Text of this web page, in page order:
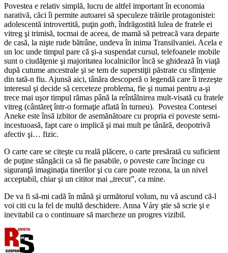
Povestea e relativ simplă, lucru de altfel important în economia
narativă, căci îi permite autoarei să speculeze trăirile protagonistei:
adolescentă introvertită, puţin goth, îndrăgostită lulea de fratele ei
vitreg şi trimisă, tocmai de aceea, de mamă să petreacă vara departe
de casă, la nişte rude bătrâne, undeva în inima Transilvaniei. Acela e
un loc unde timpul pare că şi-a suspendat cursul, telefoanele mobile
sunt o ciudăţenie şi majoritatea localnicilor încă se ghidează în viaţă
după cutume ancestrale şi se tem de superstiţii păstrate cu sfinţenie
din tată-n fiu. Ajunsă aici, tânăra descoperă o legendă care îi trezeşte
interesul şi decide să cerceteze problema, fie şi numai pentru a-şi
trece mai uşor timpul rămas până la reîntâlnirea mult-visată cu fratele
vitreg (cântăreţ într-o formaţie aflată în turneu). Povestea Contesei
Aneke este însă izbitor de asemănătoare cu propria ei poveste semi-
incestuoasă, fapt care o implică şi mai mult pe tânără, deopotrivă
afectiv şi… fizic.
O carte care se citeşte cu reală plăcere, o carte presărată cu suficient
de puţine stângăcii ca să fie pasabile, o poveste care încinge cu
siguranţă imaginaţia tinerilor şi cu care poate rezona, la un nivel
acceptabil, chiar şi un cititor mai „trecut”, ca mine.
De va fi să-mi cadă în mână şi următorul volum, nu vă ascund că-l
voi citi cu la fel de multă deschidere. Anna Váry ştie să scrie şi e
inevitabil ca o continuare să marcheze un progres vizibil.